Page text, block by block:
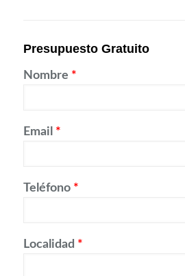
Presupuesto Gratuito
Nombre *
Email *
Teléfono *
Localidad *